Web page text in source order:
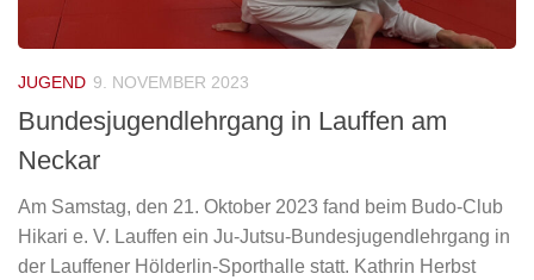
JUGEND 9. NOVEMBER 2023
Bundesjugendlehrgang in Lauffen am
Neckar
Am Samstag, den 21. Oktober 2023 fand beim Budo-Club
Hikari e. V. Lauffen ein Ju-Jutsu-Bundesjugendlehrgang in
der Lauffener Hölderlin-Sporthalle statt. Kathrin Herbst